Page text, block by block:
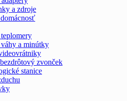
a zdroje
a minútky
zvonček
stanice